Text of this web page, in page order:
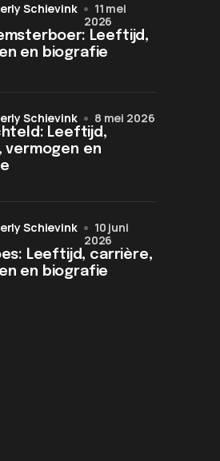
Leeftijd,
en biografie
Schievink
11 mei
2026
Leeftijd,
vermogen en
Schievink 8 mei 2026
Leeftijd, carrière,
en biografie
Schievink
10 juni
2026